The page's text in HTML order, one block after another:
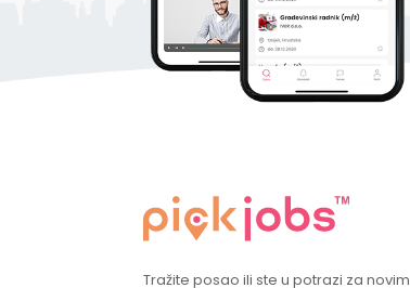
Tražite posao ili ste u potrazi za novim